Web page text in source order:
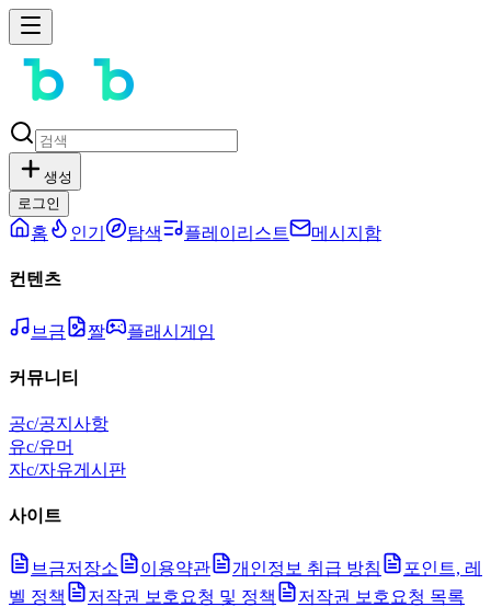
생성
로그인
홈 인기 탐색 플레이리스트 메시지함
컨텐츠
브금 짤 플래시게임
커뮤니티
공c/공지사항
유c/유머
자c/자유게시판
사이트
브금저장소 이용약관 개인정보 취급 방침
포인트, 레
벨 정책
저작권 보호요청 및 정책 저작권 보호요청 목록